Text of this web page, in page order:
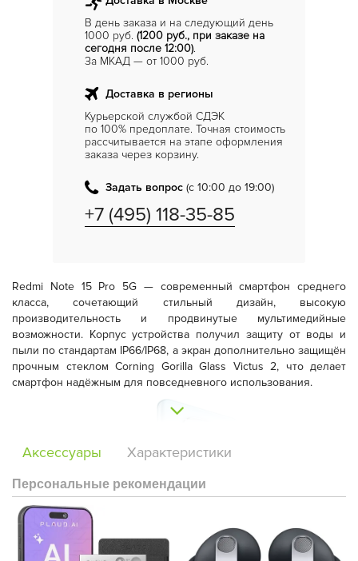
В день заказа и на следующий день
1000 руб. (1200 руб., при заказе на
сегодня после 12:00).
За МКАД — от 1000 руб.
Доставка в регионы
Курьерской службой СДЭК
по 100% предоплате. Точная стоимость
рассчитывается на этапе оформления
заказа через корзину.
Задать вопрос (с 10:00 до 19:00)
+7 (495) 118-35-85
Redmi Note 15 Pro 5G — современный смартфон среднего
класса, сочетающий стильный дизайн, высокую
производительность и продвинутые мультимедийные
возможности. Корпус устройства получил защиту от воды и
пыли по стандартам IP66/IP68, а экран дополнительно защищён
прочным стеклом Corning Gorilla Glass Victus 2, что делает
смартфон надёжным для повседневного использования.
Аксессуары Характеристики
Персональные рекомендации